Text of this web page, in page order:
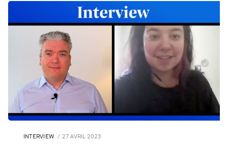
INTERVIEW 27 AVRIL 2023